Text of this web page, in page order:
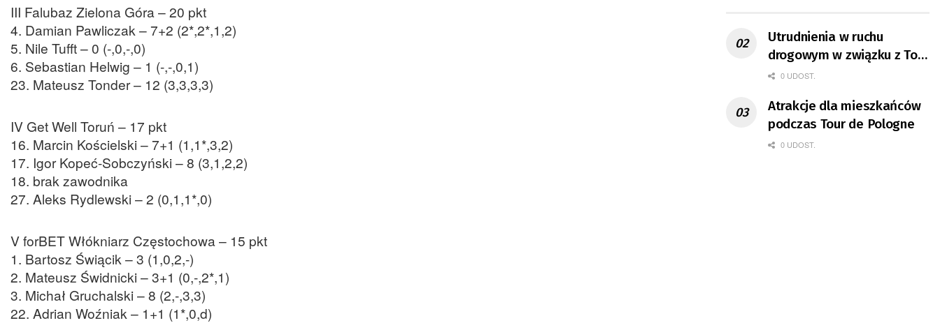
III Falubaz Zielona Góra – 20 pkt
4. Damian Pawliczak – 7+2 (2*,2*,1,2)
5. Nile Tufft – 0 (-,0,-,0)
6. Sebastian Helwig – 1 (-,-,0,1)
23. Mateusz Tonder – 12 (3,3,3,3)
IV Get Well Toruń – 17 pkt
16. Marcin Kościelski – 7+1 (1,1*,3,2)
17. Igor Kopeć-Sobczyński – 8 (3,1,2,2)
18. brak zawodnika
27. Aleks Rydlewski – 2 (0,1,1*,0)
V forBET Włókniarz Częstochowa – 15 pkt
1. Bartosz Świącik – 3 (1,0,2,-)
2. Mateusz Świdnicki – 3+1 (0,-,2*,1)
3. Michał Gruchalski – 8 (2,-,3,3)
22. Adrian Woźniak – 1+1 (1*,0,d)
Utrudnienia w ruchu
drogowym w związku z Tour
de Pologne
0 UDOST.
Atrakcje dla mieszkańców
podczas Tour de Pologne
0 UDOST.